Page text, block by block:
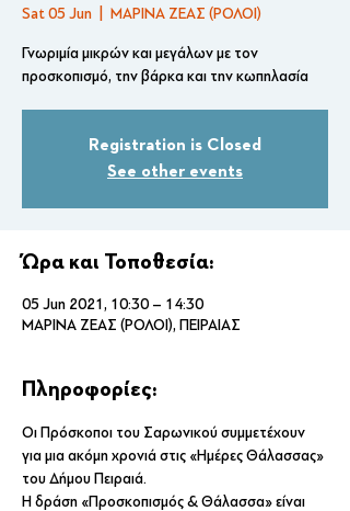
Sat 05 Jun ΜΑΡΙΝΑ ΖΕΑΣ (ΡΟΛΟΙ)
Γνωριμία μικρών και μεγάλων με τον
προσκοπισμό, την βάρκα και την κωπηλασία
Registration is Closed
See other events
Ώρα και Τοποθεσία:
05 Jun 2021, 10:30 – 14:30
ΜΑΡΙΝΑ ΖΕΑΣ (ΡΟΛΟΙ), ΠΕΙΡΑΙΑΣ
Πληροφορίες:
Οι Πρόσκοποι του Σαρωνικού συμμετέχουν
για μια ακόμη χρονιά στις «Ημέρες Θάλασσας»
του Δήμου Πειραιά.
Η δράση «Προσκοπισμός & Θάλασσα» είναι